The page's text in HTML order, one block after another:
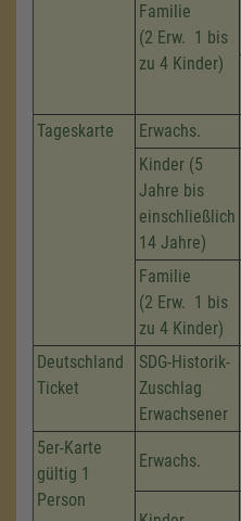
Familie
(2 Erw. 1 bis
zu 4 Kinder)
Tageskarte Erwachs.
Kinder (5
Jahre bis
einschließlich
14 Jahre)
Familie
(2 Erw. 1 bis
zu 4 Kinder)
Deutschland
Ticket
SDG-Historik-
Zuschlag
Erwachsener
5er-Karte
gültig 1
Person
Erwachs.